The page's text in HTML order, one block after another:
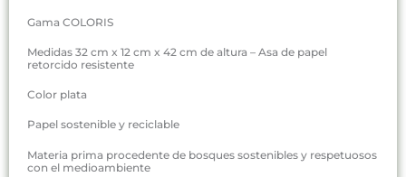
Gama COLORIS
Medidas 32 cm x 12 cm x 42 cm de altura – Asa de papel
retorcido resistente
Color plata
Papel sostenible y reciclable
Materia prima procedente de bosques sostenibles y respetuosos
con el medioambiente